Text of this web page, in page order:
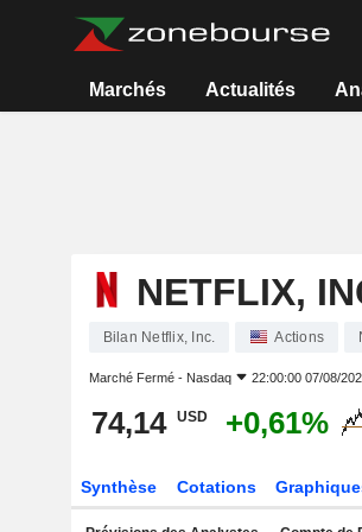
Marchés Actualités
NETFLIX,
Bilan Netflix, Inc. Actions
Marché Fermé - Nasdaq 22:00:00 07/08/
74,14 USD +0,61%
Synthèse Cotations